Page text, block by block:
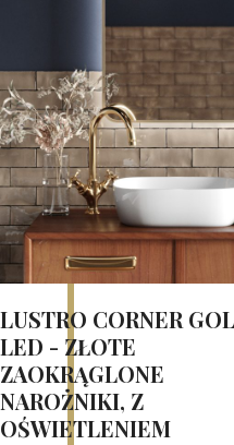
LUSTRO CORNER
LED - ZŁOTE
ZAOKRĄGLONE
NAROŻNIKI, Z
OŚWIETLENIEM